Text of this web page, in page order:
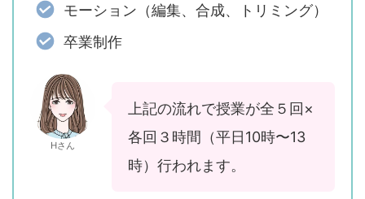
モーション（編集、合成、トリミング）
卒業制作
Hさん
上記の流れで授業が全５回×
各回３時間（平日10時〜13
時）行われます。